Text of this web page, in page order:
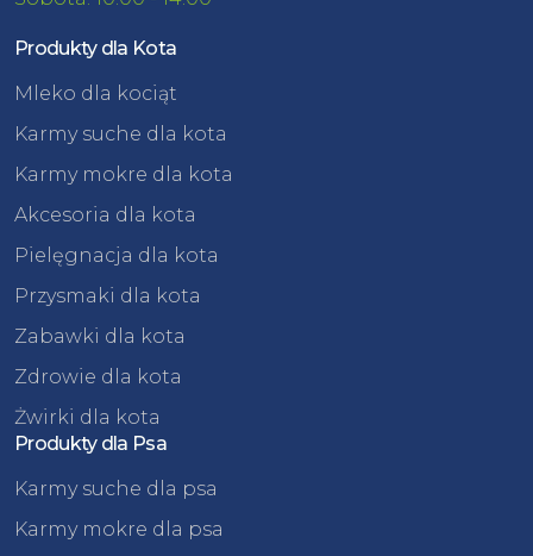
Produkty dla Kota
Mleko dla kociąt
Karmy suche dla kota
Karmy mokre dla kota
Akcesoria dla kota
Pielęgnacja dla kota
Przysmaki dla kota
Zabawki dla kota
Zdrowie dla kota
Żwirki dla kota
Produkty dla Psa
Karmy suche dla psa
Karmy mokre dla psa